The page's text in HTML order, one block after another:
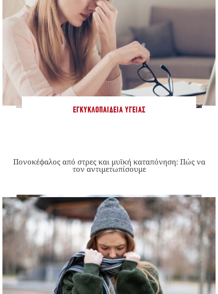
ΕΓΚΥΚΛΟΠΑΊΔΕΙΑ ΥΓΕΊΑΣ
Πονοκέφαλος από στρες και μυϊκή καταπόνηση: Πώς να
τον αντιμετωπίσουμε